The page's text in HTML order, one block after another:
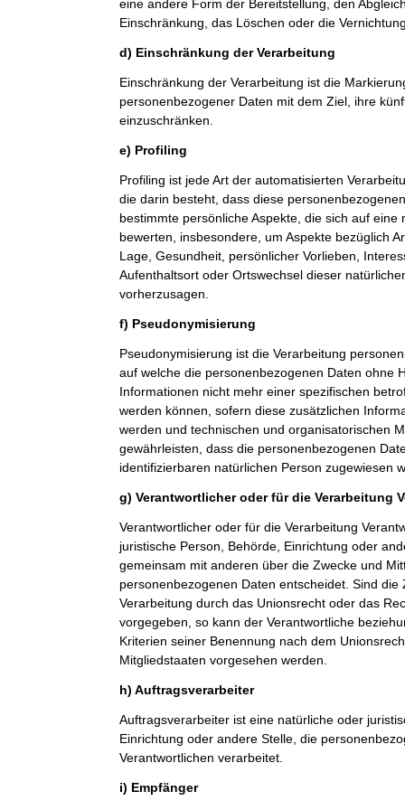
eine andere Form der Bereitstellung, den
Einschränkung, das Löschen oder die
d) Einschränkung der Verarbeitung
Einschränkung der Verarbeitung ist die
personenbezogener Daten mit dem Ziel, ihre
einzuschränken.
e) Profiling
Profiling ist jede Art der automatisierten
die darin besteht, dass diese
bestimmte persönliche Aspekte, die sich auf
bewerten, insbesondere, um Aspekte bezüglich
Lage, Gesundheit, persönlicher Vorlieben,
Aufenthaltsort oder Ortswechsel dieser
vorherzusagen.
f) Pseudonymisierung
Pseudonymisierung ist die Verarbeitung
auf welche die personenbezogenen Daten ohne
Informationen nicht mehr einer spezifischen
werden können, sofern diese zusätzlichen
werden und technischen und organisatorischen
gewährleisten, dass die personenbezogenen
identifizierbaren natürlichen Person zugewiesen
g) Verantwortlicher oder für die Verarbeitung
Verantwortlicher oder für die Verarbeitung
juristische Person, Behörde, Einrichtung oder
gemeinsam mit anderen über die Zwecke und
personenbezogenen Daten entscheidet. Sind die
Verarbeitung durch das Unionsrecht oder das
vorgegeben, so kann der Verantwortliche
Kriterien seiner Benennung nach dem
Mitgliedstaaten vorgesehen werden.
h) Auftragsverarbeiter
Auftragsverarbeiter ist eine natürliche oder
Einrichtung oder andere Stelle, die
Verantwortlichen verarbeitet.
i) Empfänger